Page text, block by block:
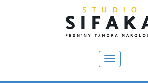
Toggle
navigation